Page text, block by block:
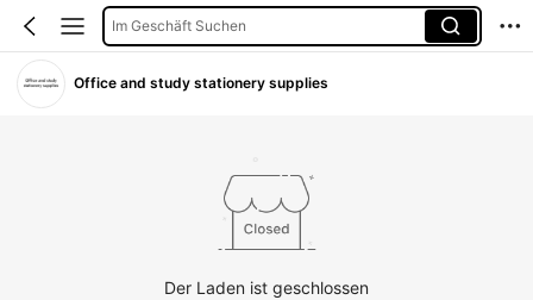
Im Geschäft Suchen
Office and study stationery supplies
Der Laden ist geschlossen